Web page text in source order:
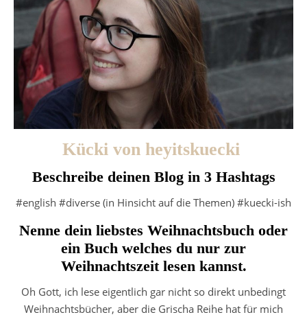
Kücki von heyitskuecki
Beschreibe deinen Blog in 3 Hashtags
#english #diverse (in Hinsicht auf die Themen) #kuecki-ish
Nenne dein liebstes Weihnachtsbuch oder
ein Buch welches du nur zur
Weihnachtszeit lesen kannst.
Oh Gott, ich lese eigentlich gar nicht so direkt unbedingt
Weihnachtsbücher, aber die Grischa Reihe hat für mich